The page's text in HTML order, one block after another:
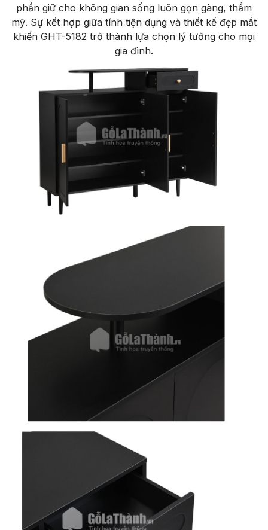
phần giữ cho không gian sống luôn gọn gàng, thẩm
mỹ. Sự kết hợp giữa tính tiện dụng và thiết kế đẹp mắt
khiến GHT-5182 trở thành lựa chọn lý tưởng cho mọi
gia đình.